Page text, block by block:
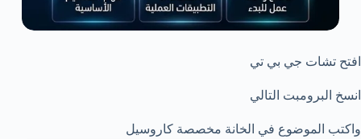
افتح تشات جي بي تي
انسخ البرومبت التالي
واكتب الموضوع في الخانة مخصصة كاروسيل